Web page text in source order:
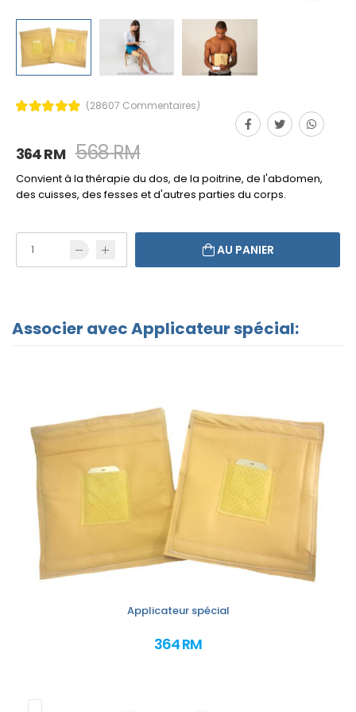
(28607 Commentaires)
364 RM 568 RM
Convient à la thérapie du dos, de la poitrine, de l'abdomen,
des cuisses, des fesses et d'autres parties du corps.
AU PANIER
Associer avec Applicateur spécial:
Applicateur spécial
364 RM